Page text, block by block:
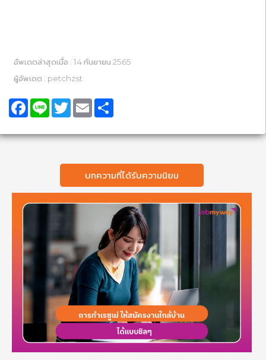
อัพเดตล่าสุดเมื่อ : 14 กันยายน 2565
ผู้อัพเดต : petchzst
Facebook
Line TwitterEmail
บทความที่ได้รับความนิยม